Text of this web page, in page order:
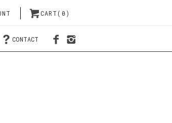
CART(0)
CONTACT